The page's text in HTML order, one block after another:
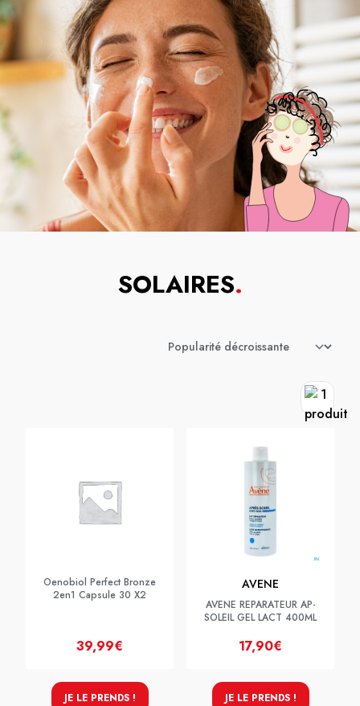
SOLAIRES.
Oenobiol Perfect Bronze
2en1 Capsule 30 X2
39,99€
JE LE PRENDS !
AVENE
AVENE REPARATEUR AP-
SOLEIL GEL LACT 400ML
17,90€
JE LE PRENDS !